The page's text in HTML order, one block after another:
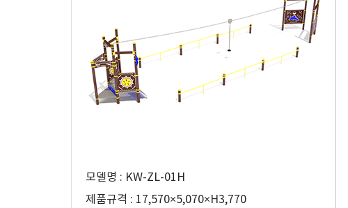
모델명 : KW-ZL-01H
제품규격 : 17,570×5,070×H3,770